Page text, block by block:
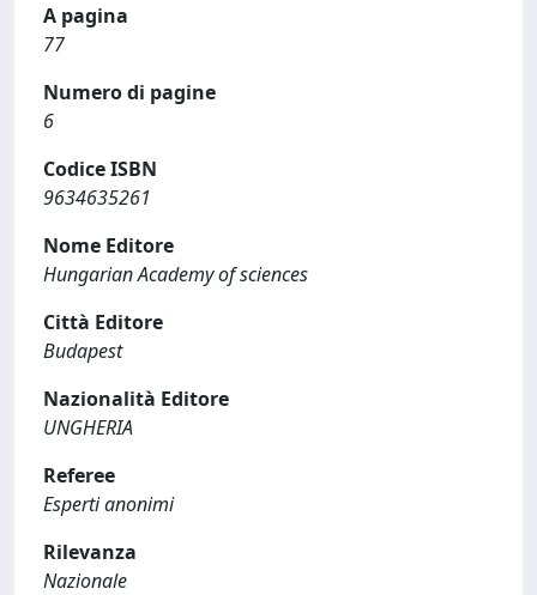
A pagina
77
Numero di pagine
6
Codice ISBN
9634635261
Nome Editore
Hungarian Academy of sciences
Città Editore
Budapest
Nazionalità Editore
UNGHERIA
Referee
Esperti anonimi
Rilevanza
Nazionale